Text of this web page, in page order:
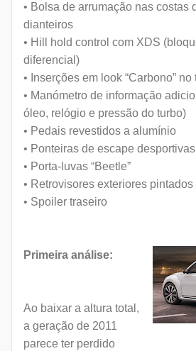
• Bolsa de arrumação nas costas
dianteiros
• Hill hold control com XDS
diferencial)
• Inserções em look “Carbono” no
• Manómetro de informação
óleo, relógio e pressão do turbo)
• Pedais revestidos a alumínio
• Ponteiras de escape
• Porta-luvas “Beetle”
• Retrovisores exteriores pintados
• Spoiler traseiro
Primeira análise:
Ao baixar a altura total,
a geração de 2011
parece ter perdido